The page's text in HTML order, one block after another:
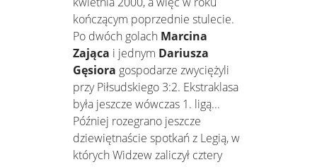
kończącym poprzednie stulecie.
Po dwóch golach Marcina
Zająca i jednym Dariusza
Gęsiora gospodarze zwyciężyli
przy Piłsudskiego 3:2. Ekstraklasa
była jeszcze wówczas 1. ligą...
Później rozegrano jeszcze
dziewiętnaście spotkań z Legią, w
których Widzew zaliczył cztery